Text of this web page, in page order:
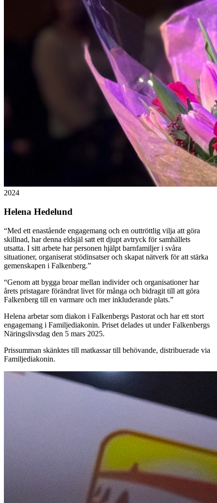
2024
Helena Hedelund
“Med ett enastående engagemang och en outtröttlig vilja att göra
skillnad, har denna eldsjäl satt ett djupt avtryck för samhällets
utsatta. I sitt arbete har personen hjälpt barnfamiljer i svåra
situationer, organiserat stödinsatser och skapat nätverk för att stärka
gemenskapen i Falkenberg.”
“Genom att bygga broar mellan individer och organisationer har
årets pristagare förändrat livet för många och bidragit till att göra
Falkenberg till en varmare och mer inkluderande plats.”
Helena arbetar som diakon i Falkenbergs Pastorat och har ett stort
engagemang i Familjediakonin. Priset delades ut under Falkenbergs
Näringslivsdag den 5 mars 2025.
Prissumman skänktes till matkassar till behövande, distribuerade via
Familjediakonin.